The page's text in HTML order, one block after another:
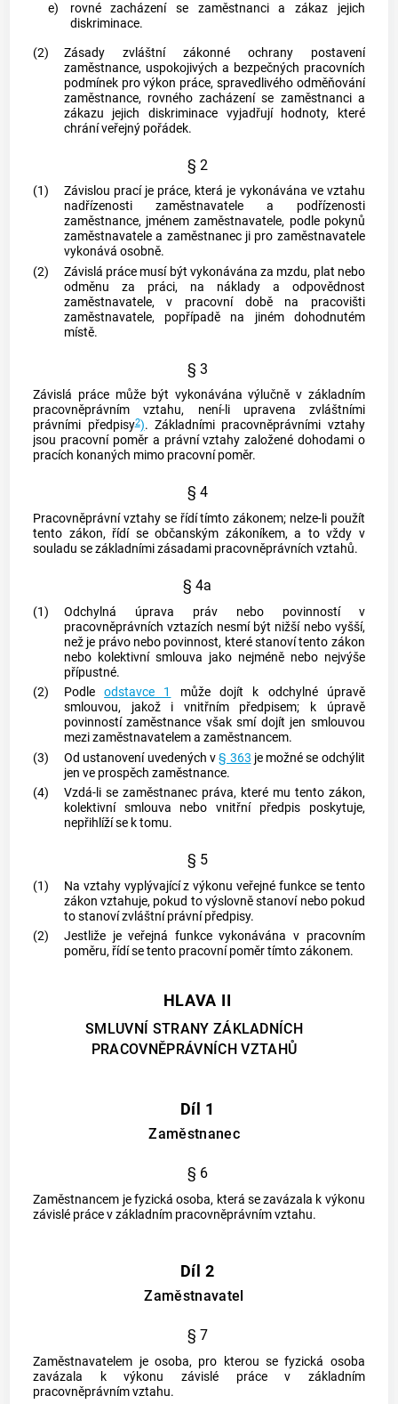
e)
rovné zacházení se zaměstnancia zákaz jejich
diskriminace.
(2)
Zásady zvláštní zákonné ochrany postavení
zaměstnance, uspokojivých a bezpečných pracovních
podmínek pro výkon práce, spravedlivého odměňování
zaměstnance, rovného zacházení se zaměstnancia
zákazu jejich diskriminace vyjadřují hodnoty, které
chrání veřejný pořádek.
§ 2
(1) Závislou pracíje práce, která je vykonávána ve vztahu
nadřízenosti zaměstnavatelea podřízenosti
zaměstnance, jménemzaměstnavatele, podle pokynů
zaměstnavatelea zaměstnanec ji pro zaměstnavatele
vykonává osobně.
(2)
Závislá práce musí být vykonávána za mzdu, plat nebo
odměnu za práci, na náklady a odpovědnost
zaměstnavatele, v pracovní době na pracovišti
zaměstnavatele, popřípadě na jiném dohodnutém
místě.
§ 3
Závislá prácemůže být vykonávána výlučně v základním
pracovněprávním vztahu, není-li upravena zvláštními
právními předpisy2).Základními pracovněprávními vztahy
jsou pracovní poměr a právní vztahy založené dohodami o
pracích konaných mimo pracovní poměr.
§ 4
Pracovněprávní vztahy se řídí tímto zákonem; nelze-li použít
tento zákon, řídí se občanským zákoníkem, a to vždy v
souladu se základními zásadami pracovněprávních vztahů.
§ 4a
(1)
Odchylná úprava práv nebo povinností v
pracovněprávních vztazích nesmí být nižší nebo vyšší,
než je právo nebo povinnost, které stanoví tento zákon
nebo kolektivní smlouva jako nejméně nebo nejvýše
přípustné.
(2)
Podleodstavce 1
může dojít k odchylné úpravě
smlouvou, jakož i vnitřním předpisem; k úpravě
povinnostízaměstnance však smí dojít jen smlouvou
mezizaměstnavatelema zaměstnancem.
(3)
Od ustanovení uvedených v§ 363 je možné se odchýlit
jen ve prospěch zaměstnance.
(4)
Vzdá-li se zaměstnanecpráva, které mu tento zákon,
kolektivní smlouva nebo vnitřní předpis poskytuje,
nepřihlíží se k tomu.
§ 5
(1) Na vztahy vyplývající zvýkonu veřejné funkce se tento
zákon vztahuje, pokud to výslovně stanoví nebo pokud
to stanoví zvláštní právní předpisy.
(2)
Jestliže je veřejná funkce vykonávána v pracovním
poměru, řídí se tento pracovní poměr tímto zákonem.
HLAVA II
SMLUVNÍ STRANY ZÁKLADNÍCH
PRACOVNĚPRÁVNÍCH VZTAHŮ
Díl 1
Zaměstnanec
§ 6
Zaměstnancem je fyzická osoba, která se zavázala k výkonu
závislé prácevzákladním pracovněprávním vztahu.
Díl 2
Zaměstnavatel
§ 7
Zaměstnavatelem je osoba, pro kterou se fyzická osoba
zavázala k výkonu závislé prácev základním
pracovněprávním vztahu.